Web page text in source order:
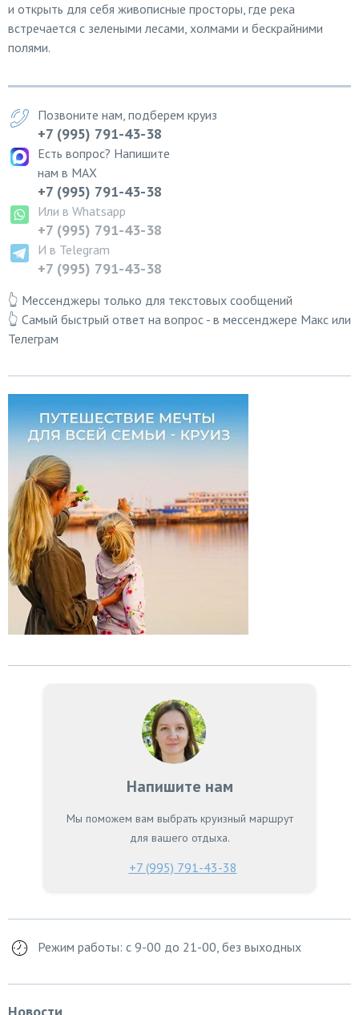
и открыть для себя живописные просторы, где река
встречается с зелеными лесами, холмами и бескрайними
полями.
Позвоните нам, подберем круиз
+7 (995) 791-43-38
Есть вопрос? Напишите
нам в MAX
+7 (995) 791-43-38
Или в Whatsapp
+7 (995) 791-43-38
И в Telegram
+7 (995) 791-43-38
👆 Мессенджеры только для текстовых сообщений
👆 Самый быстрый ответ на вопрос - в мессенджере Макс или
Телеграм
Напишите нам
Мы поможем вам выбрать круизный маршрут
для вашего отдыха.
+7 (995) 791-43-38
Режим работы: с 9-00 до 21-00, без выходных